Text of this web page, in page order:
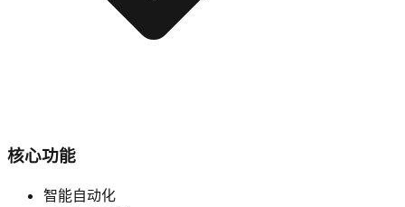
核心功能
智能自动化